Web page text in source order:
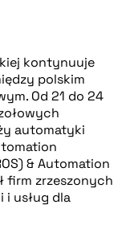
kontynuuje
polskim
Od 21 do 24
automatyki
& Automation
firm zrzeszonych
usług dla